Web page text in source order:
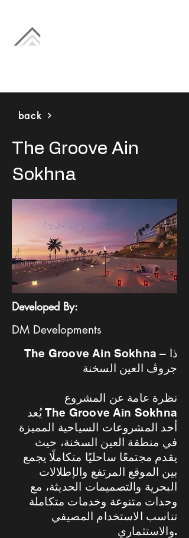
back
The Groove Ain
Sokhna
Developed By:
DM Developments
The Groove Ain Sokhna – ذا
جروڤ العين السخنة
نظرة عامة عن المشروع
يُعد The Groove Ain Sokhna
أحد المشروعات السياحية المميزة
في منطقة العين السخنة، حيث
يقدم مجتمعًا ساحليًا متكاملًا يجمع
بين الموقع المرتفع والإطلالات
البحرية والتصميمات الحديثة، مع
وحدات متنوعة وخدمات متكاملة
تناسب الاستخدام المصيفي
والاستثماري.